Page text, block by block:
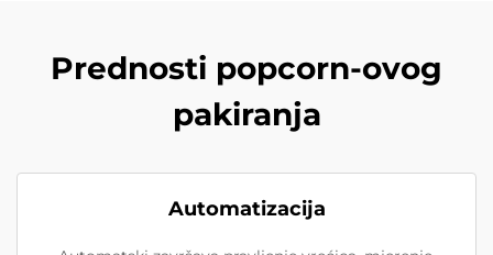
Prednosti popcorn-ovog
pakiranja
Automatizacija